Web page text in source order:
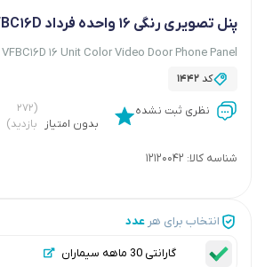
پنل تصویری رنگی 16 واحده فرداد VFBC16D(سیماران)
16 Unit Color Video Door Phone Panel
کد1442
نظری ثبت نشده
بدون امتیاز
(۲۷۲
بازدید)
شناسه کالا: 12120042
انتخاب برای هر عدد
گارانتی 30 ماهه سیماران